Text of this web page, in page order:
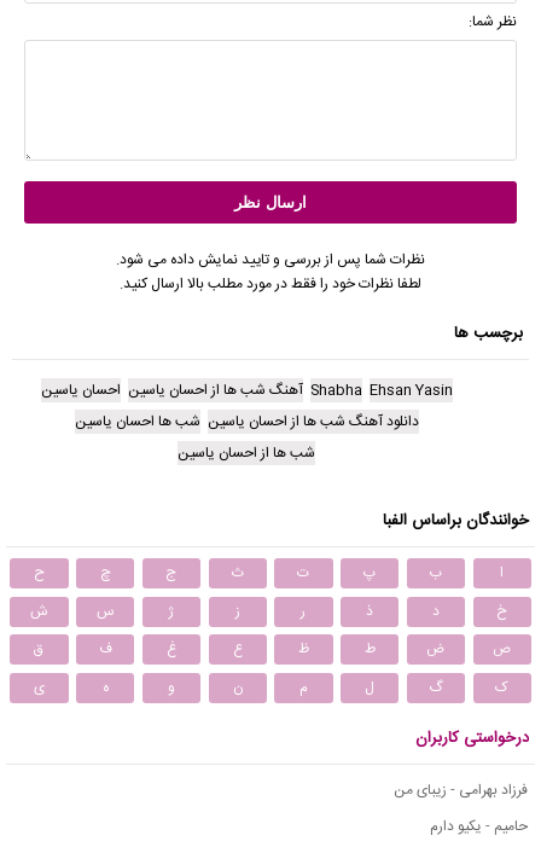
نظر شما:
نظرات شما پس از بررسی و تایید نمایش داده می شود.
لطفا نظرات خود را فقط در مورد مطلب بالا ارسال کنید.
برچسب ها
Ehsan Yasin
Shabha آهنگ شب ها از احسان یاسین احسان یاسین
دانلود آهنگ شب ها از احسان یاسین شب ها احسان یاسین
شب ها از احسان یاسین
خوانندگان براساس الفبا
ا ب پ ت ث ج چ
ح
خ
د ذ ر ز ژ س
ش
ص
ض ط ظ ع غ ف
ق
ک
گ ل م ن و ه ی
درخواستی کاربران
فرزاد بهرامی - زیبای من
حامیم - یکیو دارم